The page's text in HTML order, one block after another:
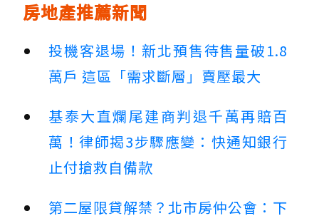
房地產推薦新聞
投機客退場！新北預售待售量破1.8
萬戶 這區「需求斷層」賣壓最大
基泰大直爛尾建商判退千萬再賠百
萬！律師揭3步驟應變：快通知銀行
止付搶救自備款
第二屋限貸解禁？北市房仲公會：下